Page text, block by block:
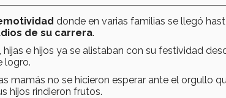
donde en varias familias se llegó
de su carrera.
e hijos ya se alistaban con su festividad
logro.
mamás no se hicieron esperar ante el orgullo
hijos rindieron frutos.